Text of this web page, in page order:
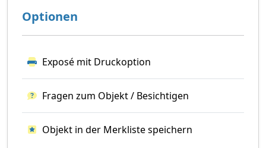
Optionen
Exposé mit Druckoption
Fragen zum Objekt / Besichtigen
Objekt in der Merkliste speichern